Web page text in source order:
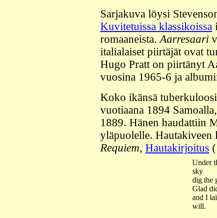
Sarjakuva löysi
Kuvitetuissa klassikoissa
romaaneista. Aarresaari
italialaiset piirtäjät ovat
Hugo Pratt on piirtänyt
vuosina 1965-6 ja
Koko ikänsä
vuotiaana 1894
1889. Hänen haudattiin
yläpuolelle. Hautakiveen
Requiem, Hautakirjoitus
Under
sky
dig the
Glad
and I
will.